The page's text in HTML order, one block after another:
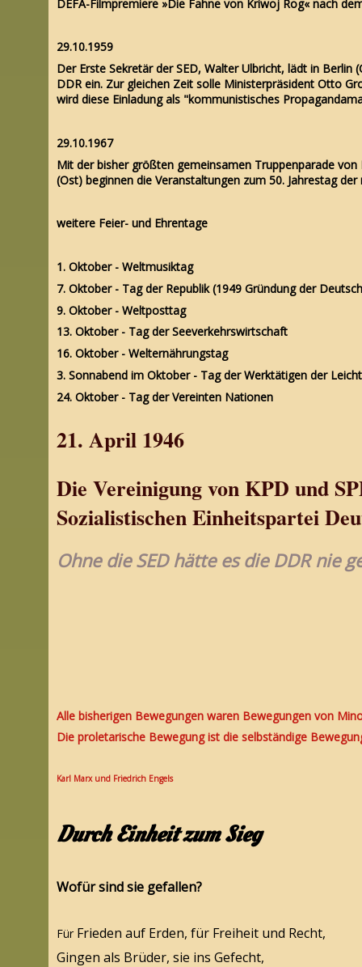
DEFA-Filmpremiere »Die Fahne von Kriwoj Rog« nach
29.10.1959
Der Erste Sekretär der SED, Walter Ulbricht, lädt in
DDR ein. Zur gleichen Zeit solle Ministerpräsident Otto
wird diese Einladung als "kommunistisches
29.10.1967
Mit der bisher größten gemeinsamen Truppenparade
(Ost) beginnen die Veranstaltungen zum 50. Jahrestag
weitere Feier- und Ehrentage
1. Oktober - Weltmusiktag
7. Oktober - Tag der Republik (1949 Gründung der
9. Oktober - Weltposttag
13. Oktober - Tag der Seeverkehrswirtschaft
16. Oktober - Welternährungstag
3. Sonnabend im Oktober - Tag der Werktätigen der
24. Oktober - Tag der Vereinten Nationen
21. April 1946
Die Vereinigung von KPD und
Sozialistischen Einheitspartei
Ohne die SED hätte es die DDR nie
Alle bisherigen Bewegungen waren Bewegungen von
Die proletarische Bewegung ist die selbständige
Karl Marx und Friedrich Engels
Durch Einheit zum Sieg
Wofür sind sie gefallen?
Für Frieden auf Erden, für Freiheit und Recht,
Gingen als Brüder, sie ins Gefecht,